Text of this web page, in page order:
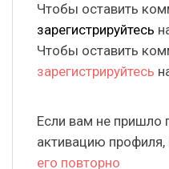
Чтобы оставить
зарегистрируйтесь
Чтобы оставить
зарегистрируйтесь
Если вам не пришло
активацию профиля,
его повторно